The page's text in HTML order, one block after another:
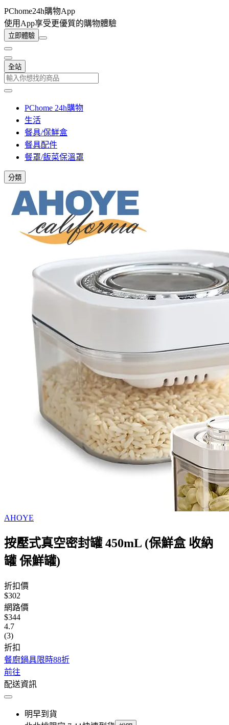
PChome24h購物App
使用App享受更優質的購物體驗
立即體驗
全站
PChome 24h購物
生活
餐具/保鮮盒
餐具配件
餐罩/飯菜保溫罩
分類
AHOYE
按壓式真空密封罐 450mL (保鮮盒 收納
罐 保鮮罐)
折扣價
$302
網路價
$344
4.7
(3)
折扣
餐廚鍋具限時88折
前往
配送資訊
明早到貨